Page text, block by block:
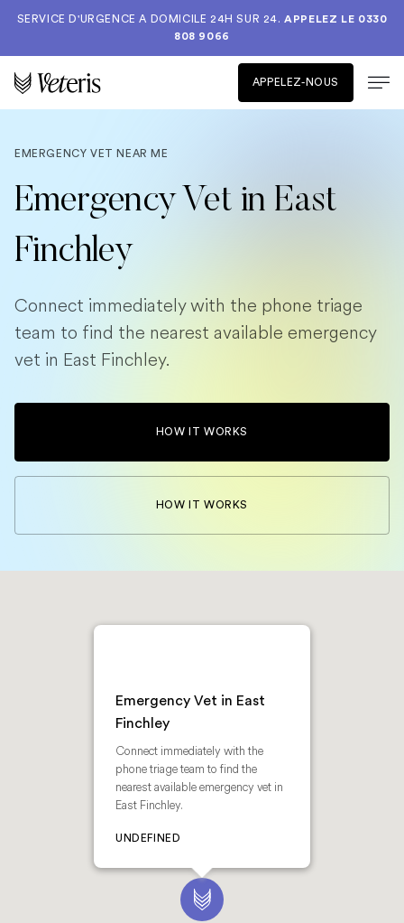
SERVICE D'URGENCE A DOMICILE 24H SUR 24.APPELEZ LE 0330
808 9066
APPELEZ-NOUS
EMERGENCY VET NEAR ME
Emergency Vet in East
Finchley
Connect immediately with the phone triage
team to find the nearest available emergency
vet in East Finchley.
HOW IT WORKS
HOW IT WORKS
Emergency Vet in East
Finchley
Connect immediately with the
phone triage team to find the
nearest available emergency vet in
East Finchley.
UNDEFINED